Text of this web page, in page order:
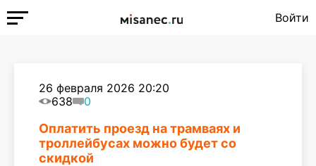
Войти
26 февраля 2026 20:20
638
0
Оплатить проезд на трамваях и
троллейбусах можно будет со
скидкой